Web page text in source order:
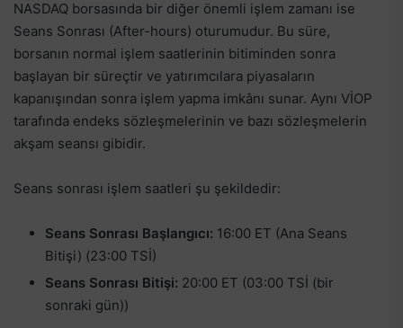
NASDAQ borsasında bir diğer önemli işlem zamanı ise
Seans Sonrası (After-hours) oturumudur. Bu süre,
borsanın normal işlem saatlerinin bitiminden sonra
başlayan bir süreçtir ve yatırımcılara piyasaların
kapanışından sonra işlem yapma imkânı sunar. Aynı VİOP
tarafında endeks sözleşmelerinin ve bazı sözleşmelerin
akşam seansı gibidir.
Seans sonrası işlem saatleri şu şekildedir:
Seans Sonrası Başlangıcı: 16:00 ET (Ana Seans
Bitişi) (23:00 TSİ)
Seans Sonrası Bitişi: 20:00 ET (03:00 TSİ (bir
sonraki gün))